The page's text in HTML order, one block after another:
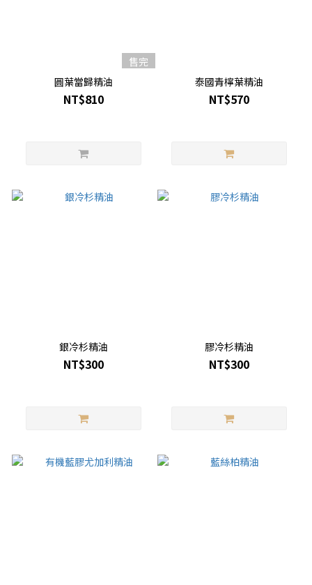
售完
圓葉當歸精油
NT$810
泰國青檸葉精油
NT$570
銀冷杉精油
NT$300
膠冷杉精油
NT$300